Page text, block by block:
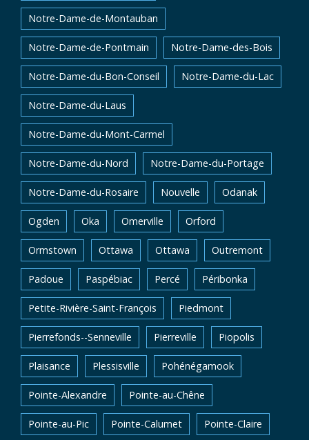
Notre-Dame-de-Montauban
Notre-Dame-de-Pontmain Notre-Dame-des-Bois
Notre-Dame-du-Bon-Conseil Notre-Dame-du-Lac
Notre-Dame-du-Laus
Notre-Dame-du-Mont-Carmel
Notre-Dame-du-Nord Notre-Dame-du-Portage
Notre-Dame-du-Rosaire Nouvelle Odanak
Ogden Oka Omerville Orford
Ormstown Ottawa Ottawa Outremont
Padoue Paspébiac Percé Péribonka
Petite-Rivière-Saint-François Piedmont
Pierrefonds--Senneville Pierreville Piopolis
Plaisance Plessisville Pohénégamook
Pointe-Alexandre Pointe-au-Chêne
Pointe-au-Pic Pointe-Calumet Pointe-Claire